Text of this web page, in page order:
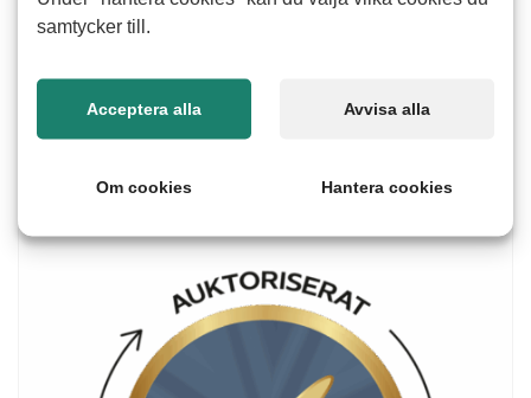
Fortsätt
samtycker till.
Acceptera alla Avvisa alla
Om cookies Hantera cookies